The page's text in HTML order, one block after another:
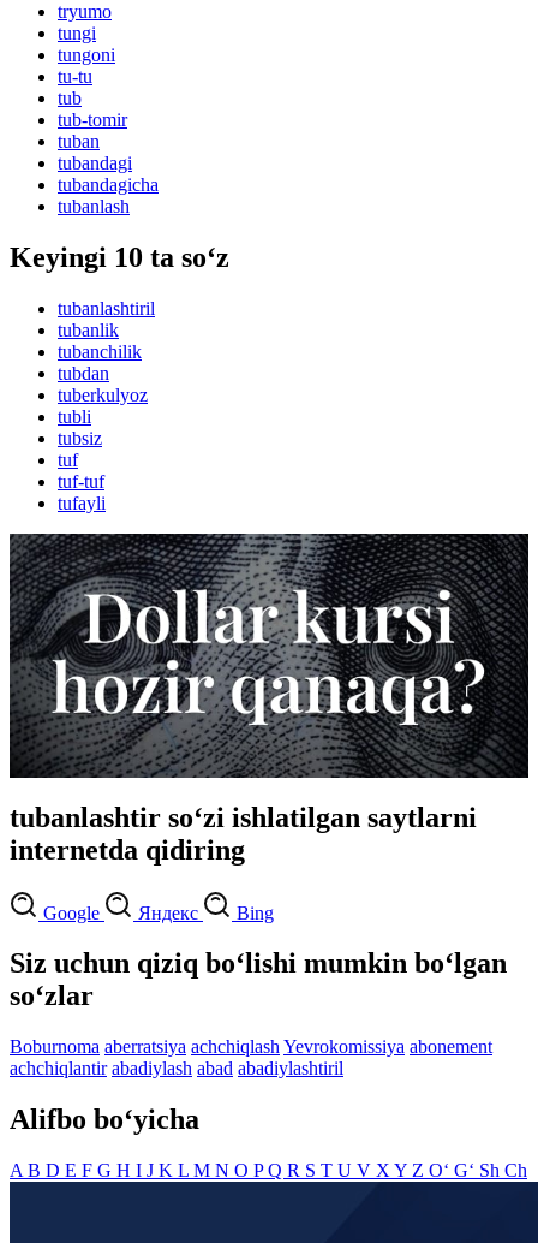
tryumo
tungi
tungoni
tu-tu
tub
tub-tomir
tuban
tubandagi
tubandagicha
tubanlash
Keyingi 10 ta so‘z
tubanlashtiril
tubanlik
tubanchilik
tubdan
tuberkulyoz
tubli
tubsiz
tuf
tuf-tuf
tufayli
tubanlashtir so‘zi ishlatilgan saytlarni
internetda qidiring
Google Яндекс Bing
Siz uchun qiziq bo‘lishi mumkin bo‘lgan
so‘zlar
Boburnoma aberratsiya achchiqlash Yevrokomissiya abonement
achchiqlantir abadiylash abad abadiylashtiril
Alifbo bo‘yicha
A B D E F G H I J K L M N O PQ R S T U V X Y Z O‘ G‘ Sh Ch